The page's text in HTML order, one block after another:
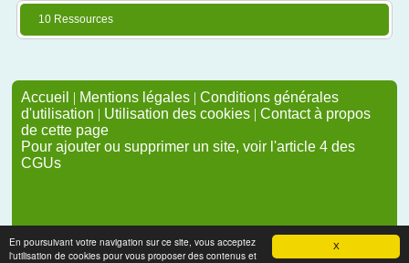
X
En poursuivant votre navigation sur ce site, vous acceptez
l'utilisation de cookies pour vous proposer des contenus et
10 Ressources
Accueil | Mentions légales | Conditions générales
d'utilisation | Utilisation des cookies | Contact à propos
de cette page
Pour ajouter ou supprimer un site, voir l'article 4 des
CGUs